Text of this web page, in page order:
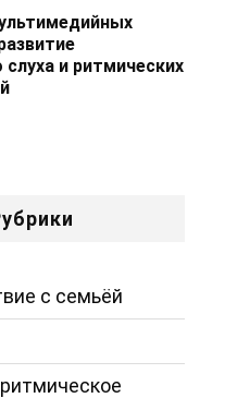
и ритмических
с семьёй